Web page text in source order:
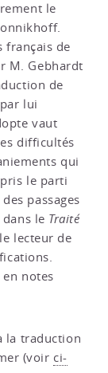
le
français de
M. Gebhardt
de
lui
vaut
difficultés
qui
le parti
passages
le Traité
lecteur de
notes
la traduction
(voir ci-